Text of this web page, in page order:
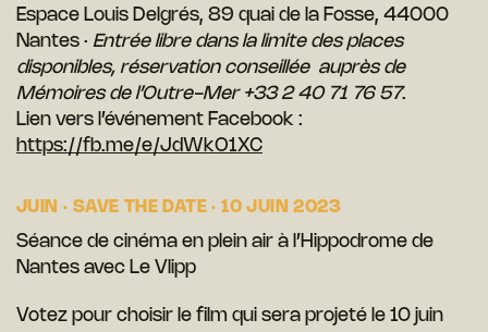
Espace Louis Delgrés, 89 quai de la Fosse, 44000
Nantes · Entrée libre dans la limite des places
disponibles, réservation conseillée auprès de
Mémoires de l’Outre-Mer +33 2 40 71 76 57.
Lien vers l’événement Facebook :
https://fb.me/e/JdWkO1XC
JUIN · SAVE THE DATE · 10 JUIN 2023
Séance de cinéma en plein air à l’Hippodrome de
Nantes avec Le Vlipp
Votez pour choisir le film qui sera projeté le 10 juin